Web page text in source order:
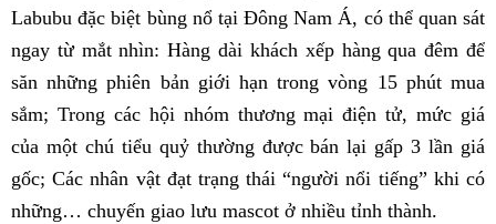
Labubu đặc biệt bùng nổ tại Đông Nam Á, có thể quan sát
ngay từ mắt nhìn: Hàng dài khách xếp hàng qua đêm để
săn những phiên bản giới hạn trong vòng 15 phút mua
sắm; Trong các hội nhóm thương mại điện tử, mức giá
của một chú tiểu quỷ thường được bán lại gấp 3 lần giá
gốc; Các nhân vật đạt trạng thái “người nổi tiếng” khi có
những… chuyến giao lưu mascot ở nhiều tỉnh thành.